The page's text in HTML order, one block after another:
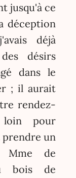
jusqu'à ce
déception
déjà
désirs
dans le
; il aurait
rendez-
pour
un
Mme de
bois de